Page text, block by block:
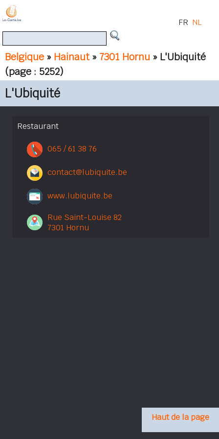
Belgique » Hainaut» 7301 Hornu » L'Ubiquité
(page : 5252)
FR NL
L'Ubiquité
Restaurant
065 / 61 38 76
contact@lubiquite.be
www.lubiquite.be
Rue Saint-Louise 82
7301 Hornu
Haut de la page